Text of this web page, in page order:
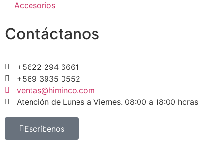
Accesorios
Contáctanos
+5622 294 6661
+569 3935 0552
ventas@himinco.com
Atención de Lunes a Viernes. 08:00 a 18:00 horas
Escríbenos